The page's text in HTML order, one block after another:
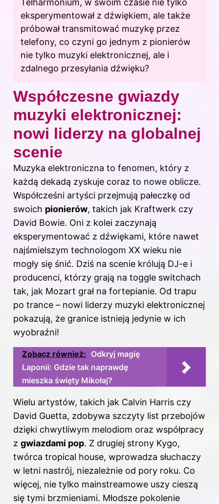
Telharmonium, w swoim czasie nie tylko
eksperymentował z dźwiękiem, ale także
próbował transmitować muzykę przez
telefony, co czyni go jednym z pionierów
nie tylko muzyki elektronicznej, ale i
zdalnego przesyłania dźwięku?
Współczesne gwiazdy
muzyki elektronicznej:
nowi liderzy na globalnej
scenie
Muzyka elektroniczna to fenomen, który z
każdą dekadą zyskuje coraz to nowe oblicze.
Współcześni artyści przejmują pałeczkę od
swoich pionierów, takich jak Kraftwerk czy
David Bowie. Oni z kolei zaczynają
eksperymentować z dźwiękami, które nawet
najśmielszym technologom XX wieku nie
mogły się śnić. Dziś na scenie królują DJ-e i
producenci, którzy grają na toggle switchach
tak, jak Mozart grał na fortepianie. Od trapu
po trance – nowi liderzy muzyki elektronicznej
pokazują, że granice istnieją jedynie w ich
wyobraźni!
Zobacz również: Odkryj magię
Laponii: Gdzie tak naprawdę
mieszka święty Mikołaj?
Wielu artystów, takich jak Calvin Harris czy
David Guetta, zdobywa szczyty list przebojów
dzięki chwytliwym melodiom oraz współpracy
z gwiazdami pop. Z drugiej strony Kygo,
twórca tropical house, wprowadza słuchaczy
w letni nastrój, niezależnie od pory roku. Co
więcej, nie tylko mainstreamowe uszy cieszą
się tymi brzmieniami. Młodsze pokolenie